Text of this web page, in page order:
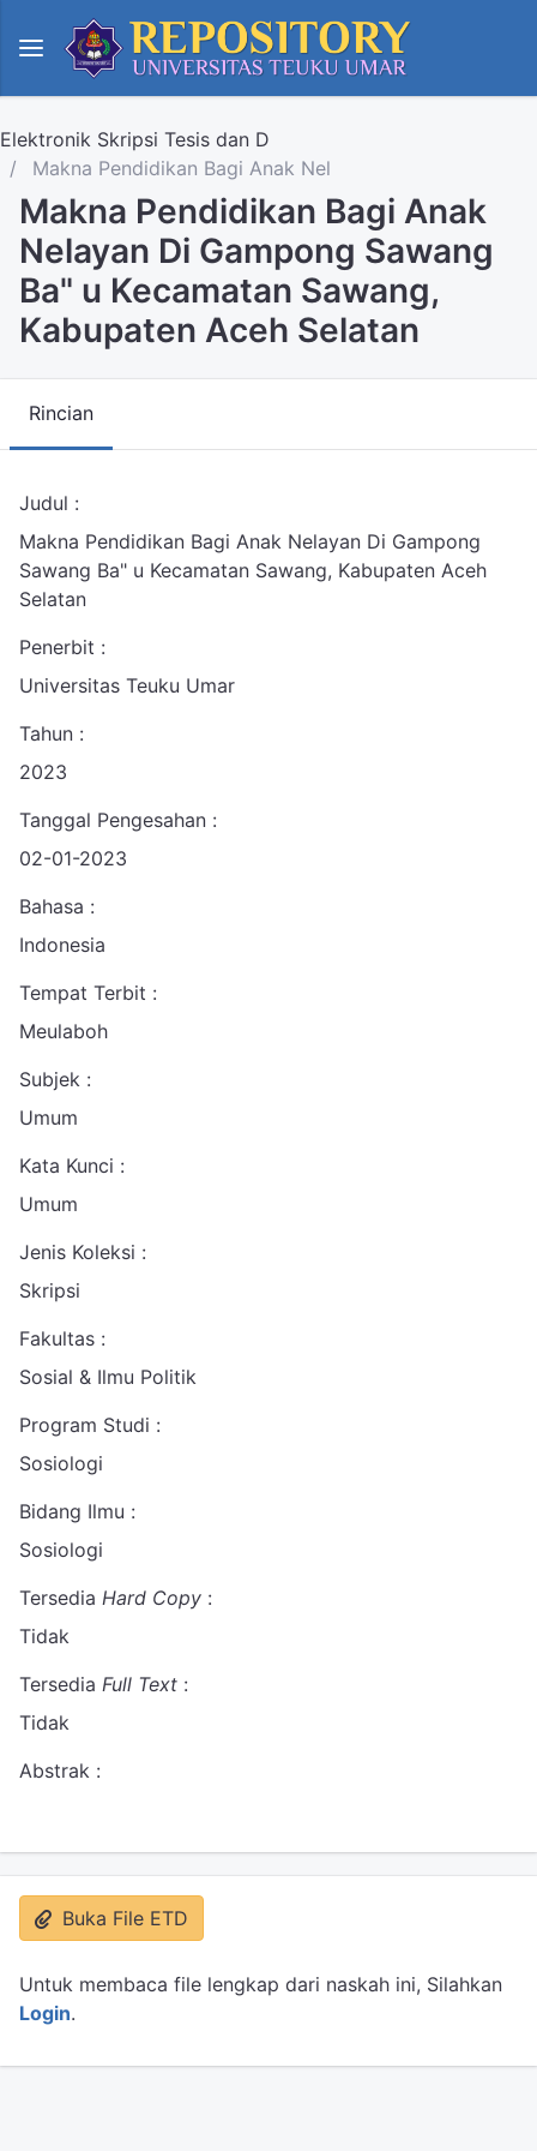
Elektronik Skripsi Tesis dan D
Makna Pendidikan Bagi Anak Nel
Makna Pendidikan Bagi Anak
Nelayan Di Gampong Sawang
Ba" u Kecamatan Sawang,
Kabupaten Aceh Selatan
Rincian
Judul :
Makna Pendidikan Bagi Anak Nelayan Di Gampong
Sawang Ba" u Kecamatan Sawang, Kabupaten Aceh
Selatan
Penerbit :
Universitas Teuku Umar
Tahun :
2023
Tanggal Pengesahan :
02-01-2023
Bahasa :
Indonesia
Tempat Terbit :
Meulaboh
Subjek :
Umum
Kata Kunci :
Umum
Jenis Koleksi :
Skripsi
Fakultas :
Sosial & Ilmu Politik
Program Studi :
Sosiologi
Bidang Ilmu :
Sosiologi
Tersedia Hard Copy :
Tidak
Tersedia Full Text :
Tidak
Abstrak :
Buka File ETD
Untuk membaca file lengkap dari naskah ini, Silahkan
Login.